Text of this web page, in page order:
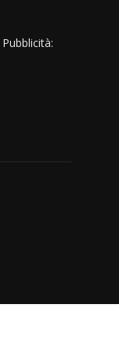
Pubblicità: